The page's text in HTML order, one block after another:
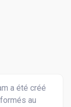
a été créé
au